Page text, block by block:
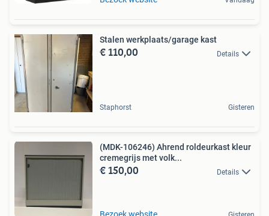
Stalen werkplaats/garage kast
€ 110,00 Details
Staphorst Gisteren
(MDK-106246) Ahrend roldeurkast kleur
cremegrijs met volk...
€ 150,00 Details